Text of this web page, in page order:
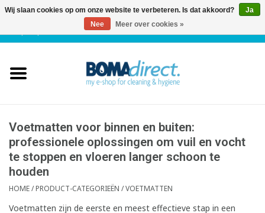
Klantenservice
Blog
Voetmatten voor binnen en buiten:
professionele oplossingen om vuil en vocht
te stoppen en vloeren langer schoon te
houden
HOME/PRODUCT-CATEGORIEËN /VOETMATTEN
Voetmatten zijn de eerste en meest effectieve stap in een
Wij slaan cookies op om onze website te verbeteren. Is dat akkoord?
Ja
Nee
Meer over cookies »